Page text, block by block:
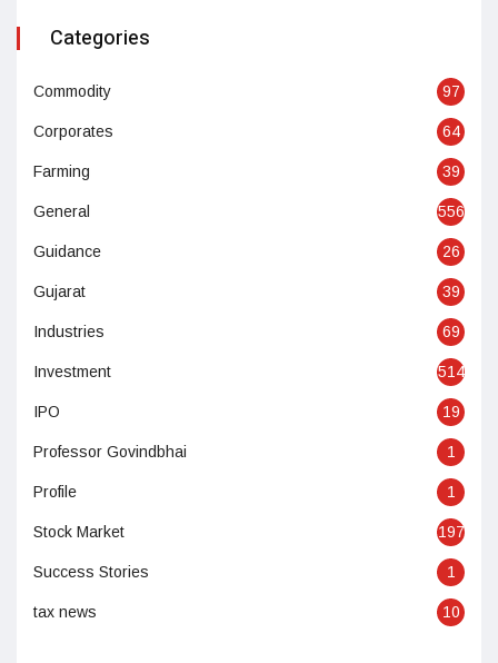
Categories
Commodity 97
Corporates 64
Farming 39
General 556
Guidance 26
Gujarat 39
Industries 69
Investment 514
IPO 19
Professor Govindbhai 1
Profile 1
Stock Market 197
Success Stories 1
tax news 10